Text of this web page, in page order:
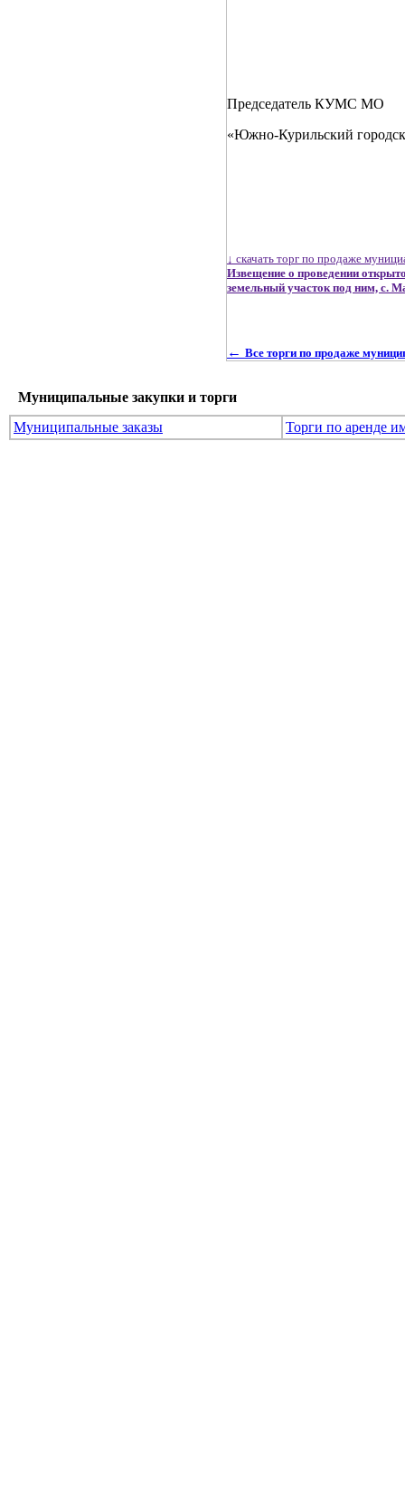
Председатель КУМС МО
«Южно-
↓ скачать торг по продаже
Извещение о проведении
земельный участок под ним, с.
← Все торги по продаже
Муниципальные закупки и торги
Муниципальные заказы
Торги по аренде